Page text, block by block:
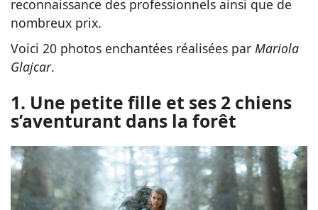
reconnaissance des professionnels ainsi que de
nombreux prix.
Voici 20 photos enchantées réalisées par Mariola
Glajcar.
1. Une petite fille et ses 2 chiens
s’aventurant dans la forêt